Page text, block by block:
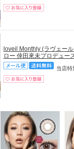
loveil Monthly (ラヴェー
ロー 倖田來未プロデュー
当店特